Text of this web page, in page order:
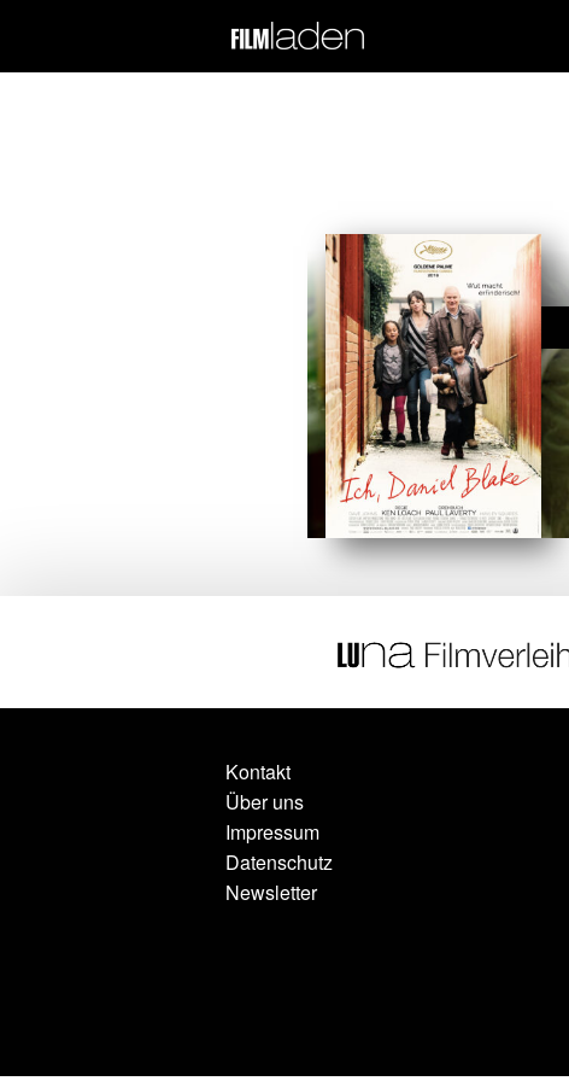
Kontakt
Über uns
Impressum
Datenschutz
Newsletter